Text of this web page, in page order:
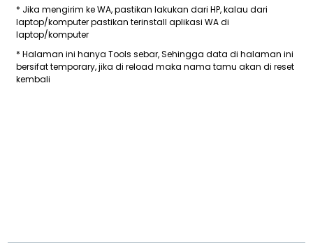
* Jika mengirim ke WA, pastikan lakukan dari HP, kalau dari
laptop/komputer pastikan terinstall aplikasi WA di
laptop/komputer
* Halaman ini hanya Tools sebar, Sehingga data di halaman ini
bersifat temporary, jika di reload maka nama tamu akan di reset
kembali